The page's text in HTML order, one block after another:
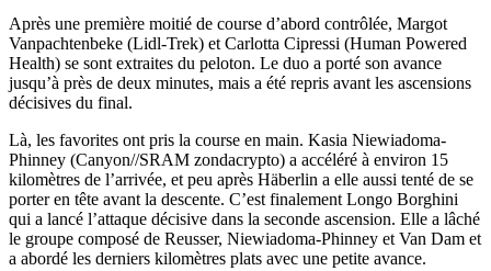
Après une première moitié de course d’abord contrôlée, Margot
Vanpachtenbeke (Lidl-Trek) et Carlotta Cipressi (Human Powered
Health) se sont extraites du peloton. Le duo a porté son avance
jusqu’à près de deux minutes, mais a été repris avant les ascensions
décisives du final.
Là, les favorites ont pris la course en main. Kasia Niewiadoma-
Phinney (Canyon//SRAM zondacrypto) a accéléré à environ 15
kilomètres de l’arrivée, et peu après Häberlin a elle aussi tenté de se
porter en tête avant la descente. C’est finalement Longo Borghini
qui a lancé l’attaque décisive dans la seconde ascension. Elle a lâché
le groupe composé de Reusser, Niewiadoma-Phinney et Van Dam et
a abordé les derniers kilomètres plats avec une petite avance.